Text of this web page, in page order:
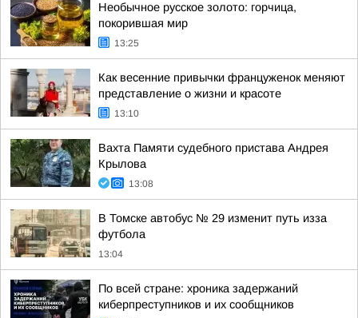
Необычное русское золото: горчица,
покорившая мир
13:25
Как весенние привычки француженок меняют
представление о жизни и красоте
13:10
Вахта Памяти судебного пристава Андрея
Крылова
13:08
В Томске автобус № 29 изменит путь изза
футбола
13:04
По всей стране: хроника задержаний
киберпреступников и их сообщников